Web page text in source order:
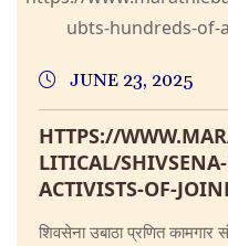
JUNE 23, 2025
HTTPS://
LITICAL/
ACTIVISTS-OF-
शिवसेना उबाठा प्रणित कामगार